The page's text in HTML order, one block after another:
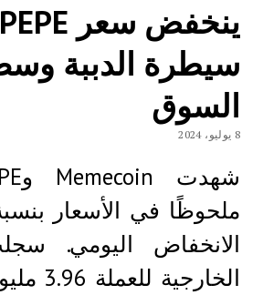
سيطرة الدببة وسط
السوق
8 يوليو، 2024
الانخفاض اليومي.